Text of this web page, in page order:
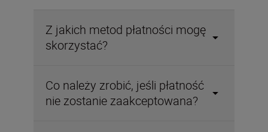
Z jakich metod płatności mogę
skorzystać?
Co należy zrobić, jeśli płatność
nie zostanie zaakceptowana?